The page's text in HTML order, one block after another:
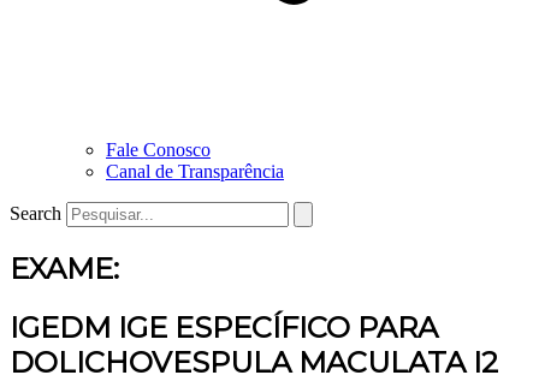
Fale Conosco
Canal de Transparência
Search
EXAME:
IGEDM IGE ESPECÍFICO PARA
DOLICHOVESPULA MACULATA I2